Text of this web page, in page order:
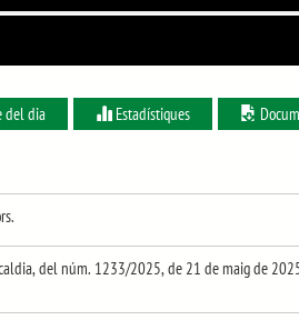
del dia Estadístiques
del núm. 1233/2025, de 21 de maig de